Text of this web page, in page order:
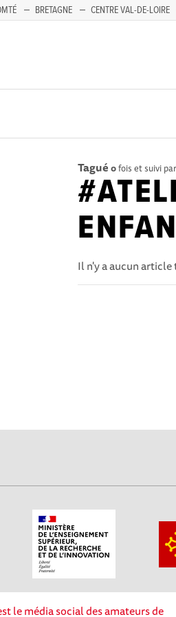
BRETAGNE CENTRE VAL-DE-LOIRE
Tagué 0fois et suivi
Il n'y a aucun
le média social des amateurs de